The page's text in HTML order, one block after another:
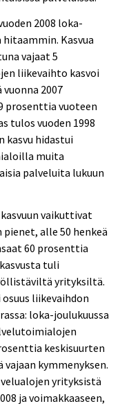
2008 loka-
Kasvua
vajaat 5
liikevaihto kasvoi
vuonna 2007
prosenttia vuoteen
tulos vuoden 1998
kasvu hidastui
muita
palveluita lukuun
vaikuttivat
alle 50 henkeä
60 prosenttia
tuli
yrityksiltä.
liikevaihdon
loka-joulukuussa
keskisuurten
kymmenyksen.
yrityksistä
ja voimakkaaseen,